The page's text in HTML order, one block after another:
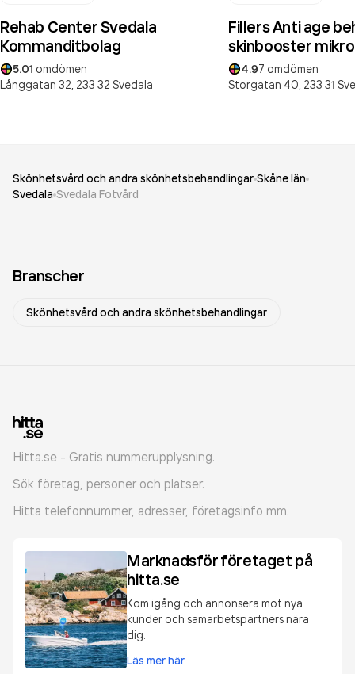
Rehab Center Svedala
Kommanditbolag
5.01 omdömen
Långgatan 32, 233 32 Svedala
Fillers Anti age
skinbooster
4.97 omdömen
Storgatan 40, 233 31
Skönhetsvård och andra skönhetsbehandlingar Skåne län
Svedala Svedala Fotvård
Branscher
Skönhetsvård och andra skönhetsbehandlingar
Hitta.se - Gratis nummerupplysning.
Sök företag, personer och platser.
Hitta telefonnummer, adresser, företagsinfo mm.
Marknadsför företaget på
hitta.se
Kom igång och annonsera mot nya
kunder och samarbetspartners nära
dig.
Läs mer här